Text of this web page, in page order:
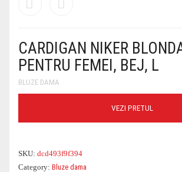
CARDIGAN NIKER
PENTRU FEMEI, BEJ, L
BLUZE DAMA
VEZI PRETUL
SKU: dcd493f9f394
Category: Bluze dama